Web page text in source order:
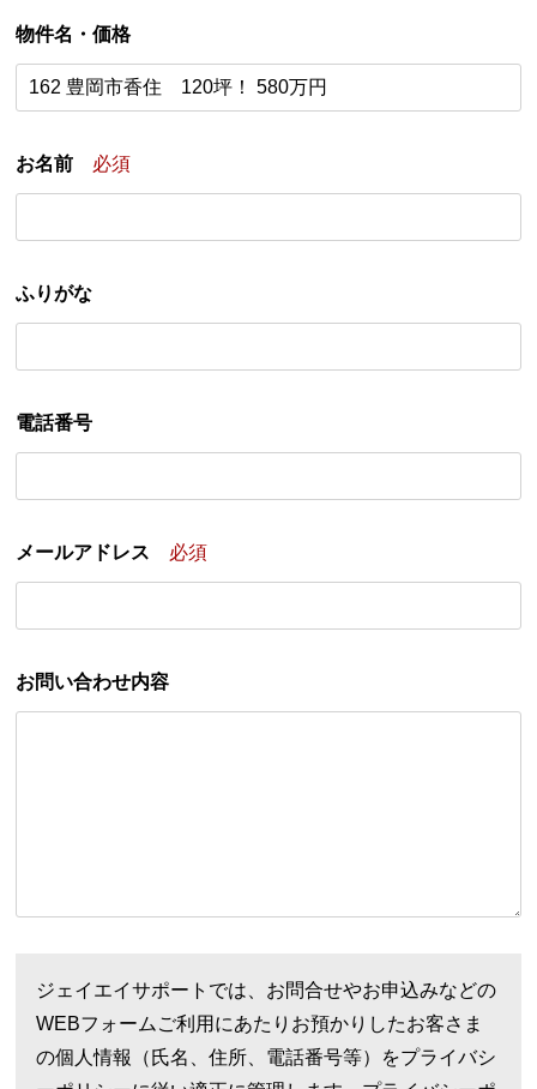
物件名・価格
お名前 必須
ふりがな
電話番号
メールアドレス 必須
お問い合わせ内容
ジェイエイサポートでは、お問合せやお申込みなどの
WEBフォームご利用にあたりお預かりしたお客さま
の個人情報（氏名、住所、電話番号等）をプライバシ